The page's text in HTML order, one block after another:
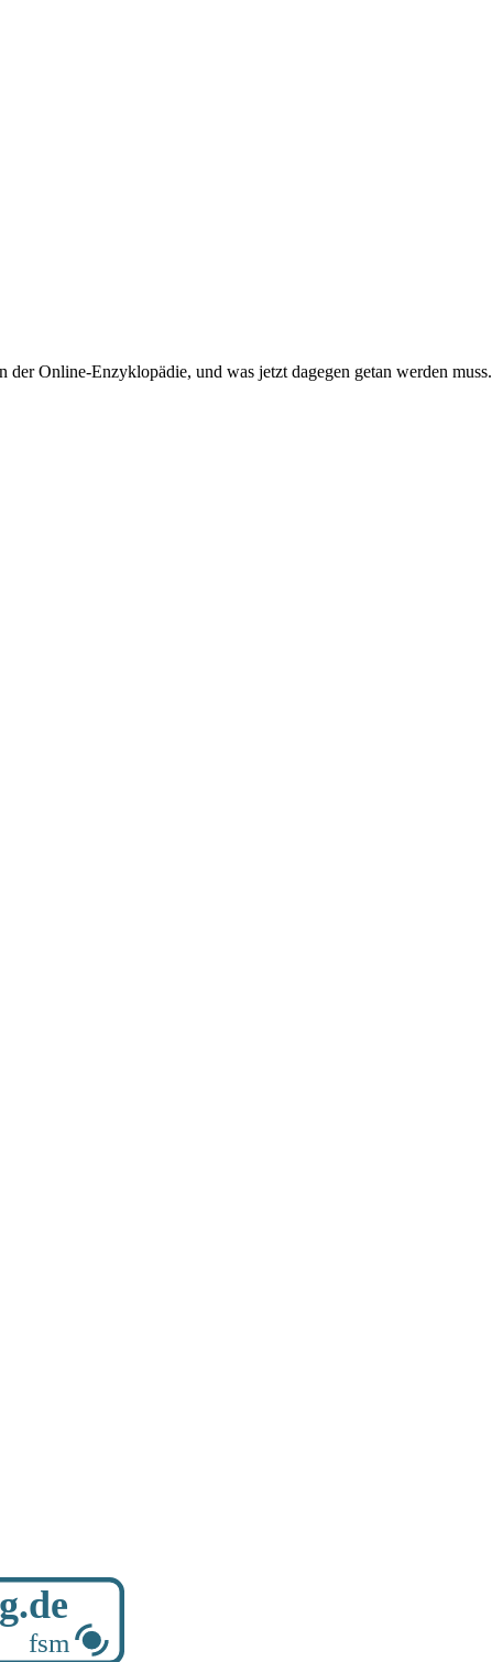
Online-Enzyklo­pädie, und was jetzt da­gegen getan werden muss.